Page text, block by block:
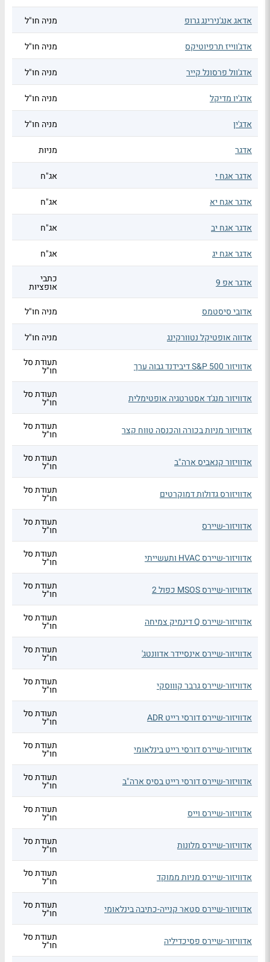
אדאג אנג'נירינג גרופ מניה חו"ל
אדג'ווייז תרפיוטיקס מניה חו"ל
אדג'וול פרסונל קייר מניה חו"ל
אדג'יו מדיקל מניה חו"ל
אדג'ין מניה חו"ל
אדגר מניות
אדגר אגח י אג"ח
אדגר אגח יא אג"ח
אדגר אגח יב אג"ח
אדגר אגח יג אג"ח
אדגר אפ 9 כתבי
אופציות
אדובי סיסטמס
מניה חו"ל
אדווה אופטיקל נטוורקינג מניה חו"ל
אדוויזור S&P 500 דיבידנד גבוה ערך תעודת סל
חו"ל
אדוויזור מנג'ד אסטרטגיה אופטימלית תעודת סל
חו"ל
אדוויזור מניות בכורה והכנסה טווח קצר תעודת סל
חו"ל
אדוויזור קנאביס ארה"ב תעודת סל
חו"ל
אדוויזורס גדולות דמוקרטים תעודת סל
חו"ל
אדוויזור-שיירס תעודת סל
חו"ל
אדוויזור-שיירס HVAC ותעשייתי תעודת סל
חו"ל
אדוויזור-שיירס MSOS כפול 2 תעודת סל
חו"ל
אדוויזור-שיירס Q דינמיק צמיחה תעודת סל
חו"ל
אדוויזור-שיירס אינסיידר אדוונטג' תעודת סל
חו"ל
אדוויזור-שיירס גרבר קוווסקי תעודת סל
חו"ל
אדוויזור-שיירס דורסי רייט ADR תעודת סל
חו"ל
אדוויזור-שיירס דורסי רייט בינלאומי תעודת סל
חו"ל
אדוויזור-שיירס דורסי רייט בסיס ארה"ב תעודת סל
חו"ל
אדוויזור-שיירס וייס תעודת סל
חו"ל
אדוויזור-שיירס מלונות תעודת סל
חו"ל
אדוויזור-שיירס מניות ממוקד תעודת סל
חו"ל
אדוויזור-שיירס סטאר קנייה-כתיבה בינלאומי תעודת סל
חו"ל
אדוויזור-שיירס פסיכדיליה תעודת סל
חו"ל